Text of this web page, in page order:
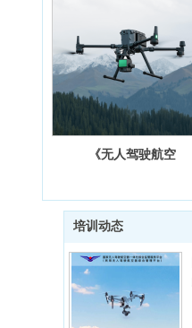
培训动态
《无人驾驶航空